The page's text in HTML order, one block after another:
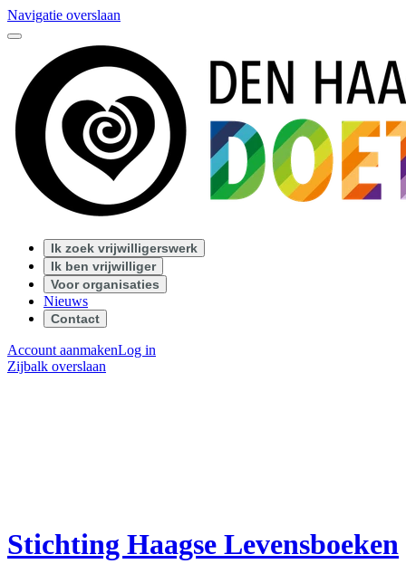
Navigatie overslaan
Ik zoek vrijwilligerswerk
Ik ben vrijwilliger
Voor organisaties
Nieuws
Contact
Account aanmakenLog in
Zijbalk overslaan
Stichting Haagse Levensboeken